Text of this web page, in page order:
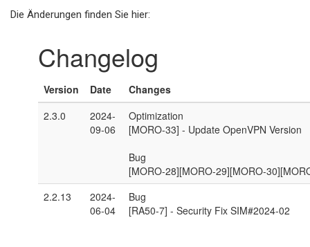
Die Änderungen finden Sie hier: